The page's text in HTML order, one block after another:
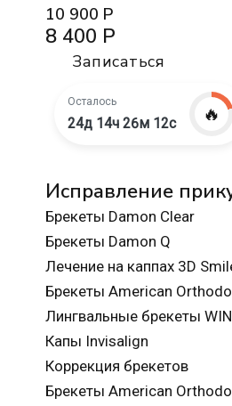
10 900 Р
8 400 Р
Записаться
Осталось
24д 14ч 26м 10с 🔥
Исправление
Брекеты Damon Clear
Брекеты Damon Q
Лечение на каппах 3D
Брекеты American
Лингвальные брекеты WIN
Капы Invisalign
Коррекция брекетов
Брекеты American